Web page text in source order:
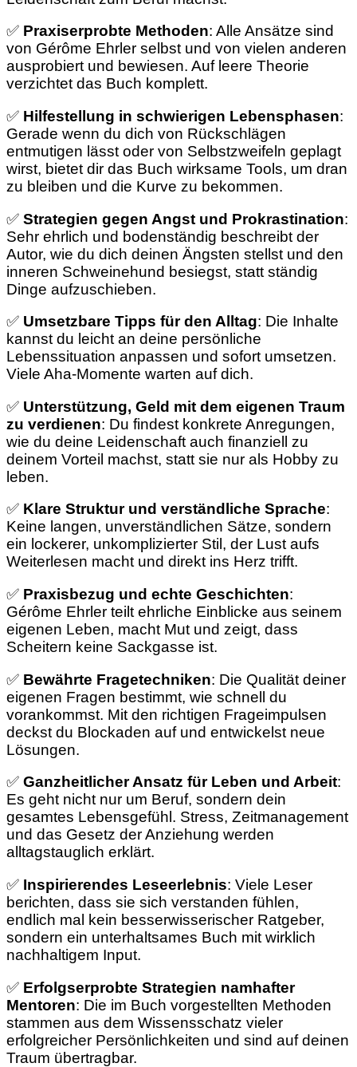
✅ Praxiserprobte Methoden: Alle Ansätze sind
von Gérôme Ehrler selbst und von vielen anderen
ausprobiert und bewiesen. Auf leere Theorie
verzichtet das Buch komplett.
✅ Hilfestellung in schwierigen Lebensphasen:
Gerade wenn du dich von Rückschlägen
entmutigen lässt oder von Selbstzweifeln geplagt
wirst, bietet dir das Buch wirksame Tools, um dran
zu bleiben und die Kurve zu bekommen.
✅ Strategien gegen Angst und Prokrastination:
Sehr ehrlich und bodenständig beschreibt der
Autor, wie du dich deinen Ängsten stellst und den
inneren Schweinehund besiegst, statt ständig
Dinge aufzuschieben.
✅ Umsetzbare Tipps für den Alltag: Die Inhalte
kannst du leicht an deine persönliche
Lebenssituation anpassen und sofort umsetzen.
Viele Aha-Momente warten auf dich.
✅ Unterstützung, Geld mit dem eigenen Traum
zu verdienen: Du findest konkrete Anregungen,
wie du deine Leidenschaft auch finanziell zu
deinem Vorteil machst, statt sie nur als Hobby zu
leben.
✅ Klare Struktur und verständliche Sprache:
Keine langen, unverständlichen Sätze, sondern
ein lockerer, unkomplizierter Stil, der Lust aufs
Weiterlesen macht und direkt ins Herz trifft.
✅ Praxisbezug und echte Geschichten:
Gérôme Ehrler teilt ehrliche Einblicke aus seinem
eigenen Leben, macht Mut und zeigt, dass
Scheitern keine Sackgasse ist.
✅ Bewährte Fragetechniken: Die Qualität deiner
eigenen Fragen bestimmt, wie schnell du
vorankommst. Mit den richtigen Frageimpulsen
deckst du Blockaden auf und entwickelst neue
Lösungen.
✅ Ganzheitlicher Ansatz für Leben und Arbeit:
Es geht nicht nur um Beruf, sondern dein
gesamtes Lebensgefühl. Stress, Zeitmanagement
und das Gesetz der Anziehung werden
alltagstauglich erklärt.
✅ Inspirierendes Leseerlebnis: Viele Leser
berichten, dass sie sich verstanden fühlen,
endlich mal kein besserwisserischer Ratgeber,
sondern ein unterhaltsames Buch mit wirklich
nachhaltigem Input.
✅ Erfolgserprobte Strategien namhafter
Mentoren: Die im Buch vorgestellten Methoden
stammen aus dem Wissensschatz vieler
erfolgreicher Persönlichkeiten und sind auf deinen
Traum übertragbar.